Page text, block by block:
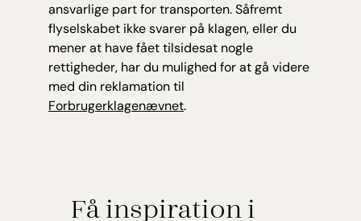
ansvarlige part for transporten. Såfremt
flyselskabet ikke svarer på klagen, eller du
mener at have fået tilsidesat nogle
rettigheder, har du mulighed for at gå videre
med din reklamation til
Forbrugerklagenævnet.
Få inspiration i